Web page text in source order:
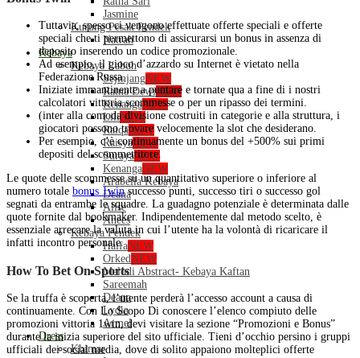
Jasmine
Kurung Pesak Pendek
Natrah
Kebaya
Kebaya Labuh
SejinjangNEW
Ratna DewiNEW
KenangaNEW
LiliNEW
RaiqaNEW
RaisyaNEW
SurayaNEW
KenangaNEW
Arabella Kebaya
Deana
Alise
Anees
Kebaya Pendek
HaifaNEW
OrkedNEW
Melodi Abstract- Kebaya Kaftan
Sareemah
Deana
Lydia
Armel
Dress
Khimar
Tuttavia, spesso ci vengono effettuate offerte speciali e offerte
speciali che ti permettono di assicurarsi un bonus in assenza di
deposito inserendo un codice promozionale.
Ad esempio, il gioco d’azzardo su Internet è vietato nella
Federazione Russa.
Iniziate immantinente a puntare e tornate qua a fine di i nostri
calcolatori vittoria scommesse o per un ripasso dei termini.
(inter alla comoda divisione costruiti in categorie e alla struttura, i
giocatori possono trovare velocemente la slot che desiderano.
Per esempio, c’è continuamente un bonus del +500% sui primi
depositi del scommettitore.
Le quote delle scommesse su un quantitativo superiore o inferiore al
numero totale bonus 1winsuccesso punti, successo tiri o successo gol
segnati da entrambe le squadre. La guadagno potenziale è determinata dalle
quote fornite dal bookmaker. Indipendentemente dal metodo scelto, è
essenziale arrecare la valuta in cui l’utente ha la volontà di ricaricare il
infatti incontro personale.
How To Bet On Sports
Se la truffa è scoperta, l’utente perderà l’accesso account a causa di
continuamente. Con Lo Scopo Di conoscere l’elenco compiuto delle
promozioni vittoria 1win, devi visitare la sezione “Promozioni e Bonus”
durante la inizia superiore del sito ufficiale. Tieni d’occhio persino i gruppi
ufficiali dei social media, dove di solito appaiono molteplici offerte